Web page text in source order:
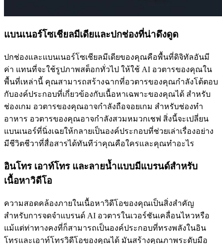
แบนเนอร์โซเชียลมีเดียและปกช่องที่น่าดึงดูด
ปกช่องและแบนเนอร์โซเชียลมีเดียของคุณคือพื้นที่ดิจิทัลอันมี
ค่า แทนที่จะใช้รูปภาพสต็อกทั่วไป ให้ใช้ AI อวตารของคุณใน
พื้นที่เหล่านี้ คุณสามารถสร้างฉากที่อวตารของคุณกำลังโต้ตอบ
กับองค์ประกอบที่เกี่ยวข้องกับเนื้อหาเฉพาะของคุณได้ สำหรับ
ช่องเกม อวตารของคุณอาจกำลังถือจอยเกม สำหรับช่องทำ
อาหาร อวตารของคุณอาจกำลังสวมหมวกเชฟ สิ่งนี้จะเปลี่ยน
แบนเนอร์ที่นิ่งเฉยให้กลายเป็นองค์ประกอบที่ช่วยเล่าเรื่องอย่าง
มีชีวิตชีวาที่สื่อสารได้ทันทีว่าคุณคือใครและคุณทำอะไร
อินโทร เอาท์โทร และลายน้ำแบบมีแบรนด์สำหรับ
เนื้อหาวิดีโอ
ความสอดคล้องภายในเนื้อหาวิดีโอของคุณเป็นสิ่งสำคัญ
สำหรับการจดจำแบรนด์ AI อวตารในเวอร์ชันเคลื่อนไหวหรือ
แม้แต่ท่าทางคงที่ก็สามารถเป็นองค์ประกอบที่ทรงพลังในอิน
โทรและเอาท์โทรวิดีโอของคุณได้ มันสร้างคุณภาพระดับมือ